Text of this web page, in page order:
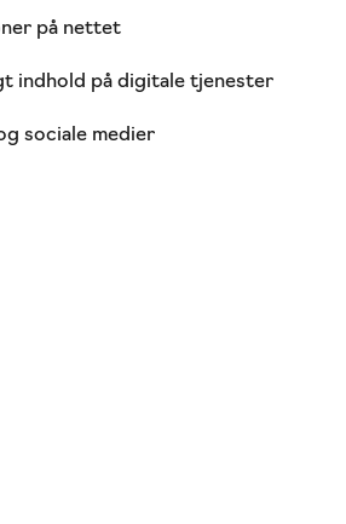
på nettet
indhold på digitale tjenester
sociale medier